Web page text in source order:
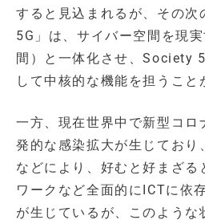
すると見込まれるが、その
5G」は、サイバー空間を現
間）と一体化させ、Society
して中核的な機能を担うこと
一方、現在世界中で新型コロ
発的な感染拡大が生じており
などにより、好むと好まざる
ワークなど全面的にICTに依
が生じているが、このような